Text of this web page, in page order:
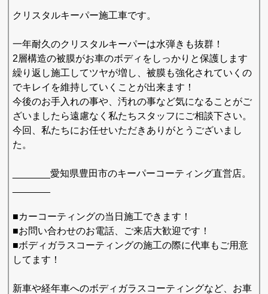
クリスタルキーパー施工車です。
一年耐久のクリスタルキーパーは水弾きも抜群！
2層構造の被膜がお車のボディをしっかりと保護します
繰り返し施工してツヤが増し、被膜も強化されていくの
でキレイを維持していくことが出来ます！
今後のお手入れの事や、汚れの事など気になることがご
ざいましたら遠慮なく私たちスタッフにご相談下さい。
今回、私たちにお任せいただきありがとうございまし
た。
_______愛知県豊田市のキーパーコーティング直営店。
■カーコーティングの当日施工できます！
■お問い合わせのお電話、ご来店大歓迎です！
■ボディガラスコーティングの施工の際に代車もご用意
してます！
新車や経年車へのボディガラスコーティングなど、お車